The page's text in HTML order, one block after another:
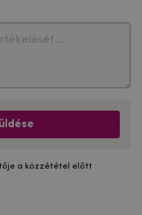
a közzététel előtt